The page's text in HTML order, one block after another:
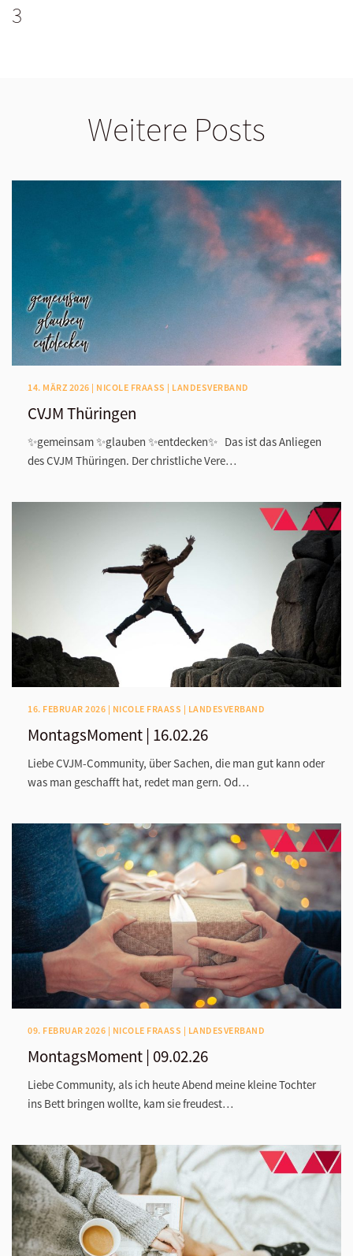
3
Weitere Posts
14. MÄRZ 2026 | NICOLE FRAASS | LANDESVERBAND
CVJM Thüringen
✨gemeinsam ✨glauben ✨entdecken✨ Das ist das Anliegen
des CVJM Thüringen. Der christliche Vere…
16. FEBRUAR 2026 | NICOLE FRAASS | LANDESVERBAND
MontagsMoment | 16.02.26
Liebe CVJM-Community, über Sachen, die man gut kann oder
was man geschafft hat, redet man gern. Od…
09. FEBRUAR 2026 | NICOLE FRAASS | LANDESVERBAND
MontagsMoment | 09.02.26
Liebe Community, als ich heute Abend meine kleine Tochter
ins Bett bringen wollte, kam sie freudest…